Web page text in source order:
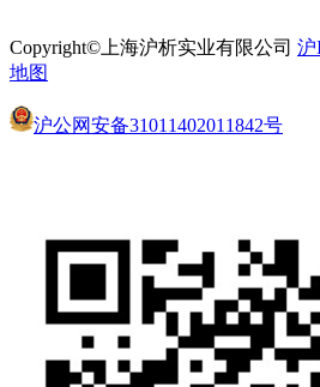
Copyright©上海沪析实业有限公司 沪
地图
沪公网安备31011402011842号